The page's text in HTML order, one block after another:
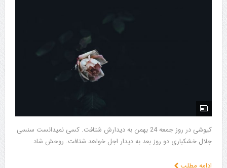
کیوشی در روز جمعه 24 بهمن به دیدارش شتافت. کسی نمیدانست سنسی
جلال خشکباری دو روز بعد به دیدار اجل خواهد شتافت. روحش شاد